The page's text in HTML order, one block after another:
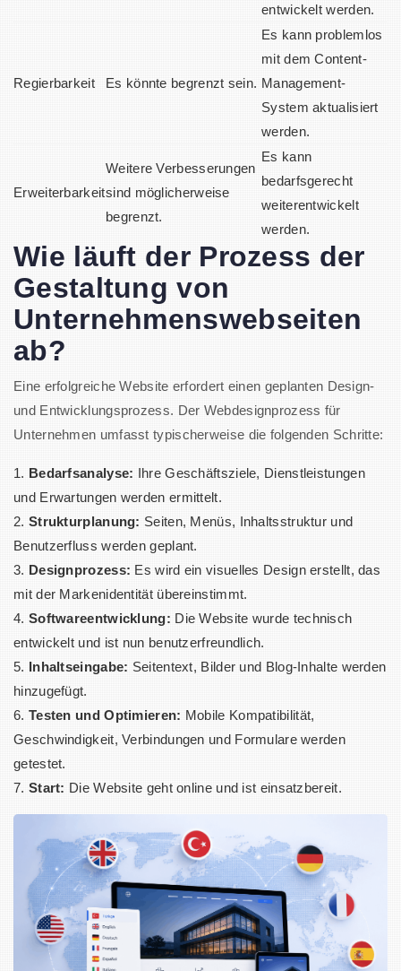
entwickelt werden.
Regierbarkeit Es könnte begrenzt sein.
Es kann problemlos
mit dem Content-
Management-
System aktualisiert
werden.
Erweiterbarkeit
Weitere Verbesserungen
sind möglicherweise
begrenzt.
Es kann
bedarfsgerecht
weiterentwickelt
werden.
Wie läuft der Prozess der
Gestaltung von
Unternehmenswebseiten
ab?
Eine erfolgreiche Website erfordert einen geplanten Design-
und Entwicklungsprozess. Der Webdesignprozess für
Unternehmen umfasst typischerweise die folgenden Schritte:
Bedarfsanalyse: Ihre Geschäftsziele, Dienstleistungen
und Erwartungen werden ermittelt.
Strukturplanung: Seiten, Menüs, Inhaltsstruktur und
Benutzerfluss werden geplant.
Designprozess: Es wird ein visuelles Design erstellt, das
mit der Markenidentität übereinstimmt.
Softwareentwicklung: Die Website wurde technisch
entwickelt und ist nun benutzerfreundlich.
Inhaltseingabe: Seitentext, Bilder und Blog-Inhalte werden
hinzugefügt.
Testen und Optimieren: Mobile Kompatibilität,
Geschwindigkeit, Verbindungen und Formulare werden
getestet.
Start: Die Website geht online und ist einsatzbereit.